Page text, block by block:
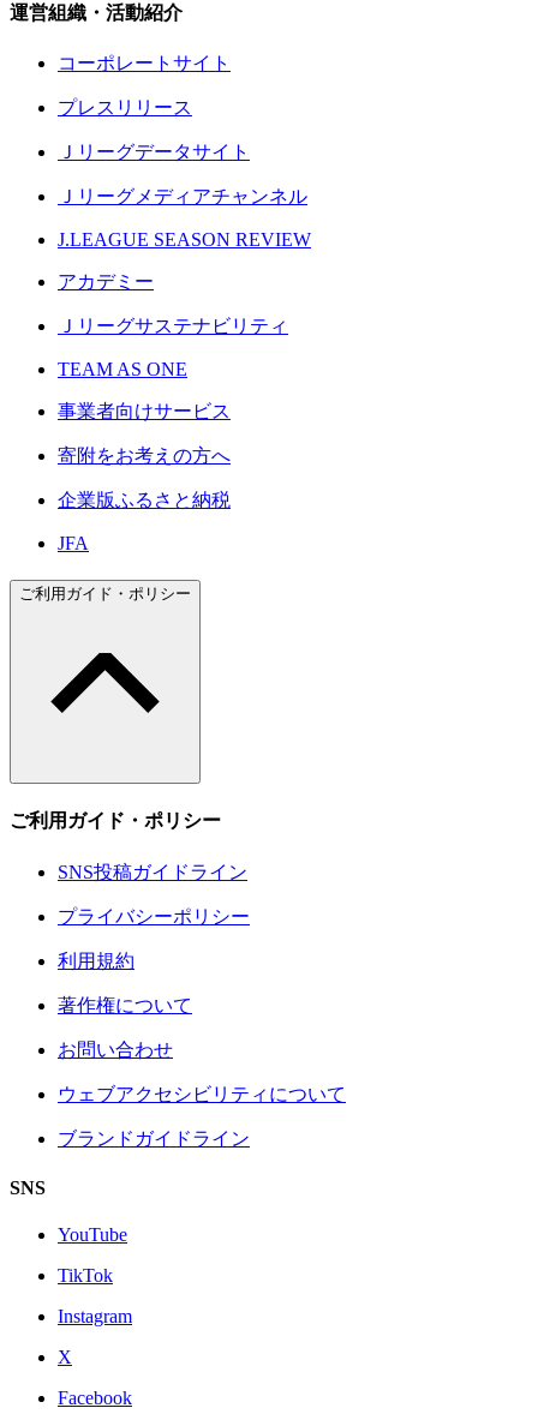
運営組織・活動紹介
コーポレートサイト
プレスリリース
Ｊリーグデータサイト
Ｊリーグメディアチャンネル
J.LEAGUE SEASON REVIEW
アカデミー
Ｊリーグサステナビリティ
TEAM AS ONE
事業者向けサービス
寄附をお考えの方へ
企業版ふるさと納税
JFA
ご利用ガイド・ポリシー
ご利用ガイド・ポリシー
SNS投稿ガイドライン
プライバシーポリシー
利用規約
著作権について
お問い合わせ
ウェブアクセシビリティについて
ブランドガイドライン
SNS
YouTube
TikTok
Instagram
X
Facebook